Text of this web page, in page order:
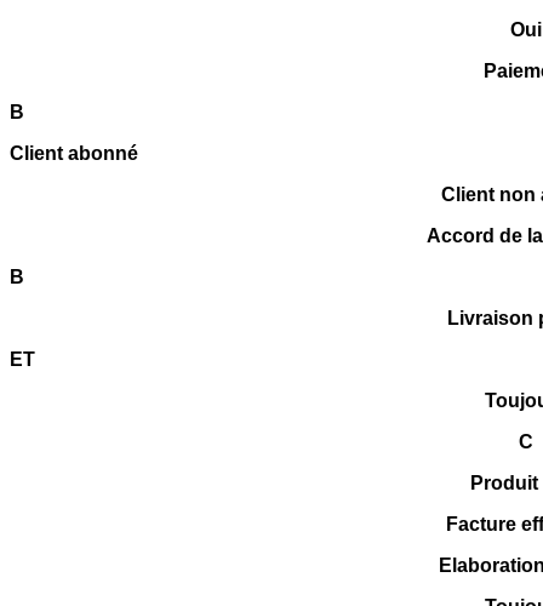
Oui
B
Client abonné
Client non
Accord de
B
Livraison
ET
C
Produit
Facture